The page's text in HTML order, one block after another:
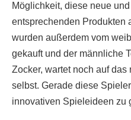
Möglichkeit, diese neue
entsprechenden Produkten
wurden außerdem vom
gekauft und der männliche
Zocker, wartet noch auf das
selbst. Gerade diese
innovativen Spieleideen zu